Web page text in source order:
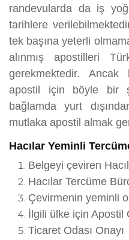
randevularda da iş
tarihlere
tek başına yeterli
alınmış apostilleri
gerekmektedir. Ancak
apostil için böyle bir
bağlamda yurt
mutlaka apostil almak
Hacılar Yeminli
Belgeyi çeviren
Hacılar Tercüme
Çevirmenin yeminli
İlgili ülke için Apostil
Ticaret Odası Onayı